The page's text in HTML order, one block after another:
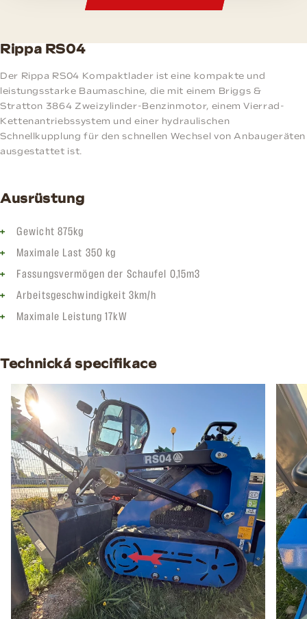
Rippa RS04
Der Rippa RS04 Kompaktlader ist eine kompakte und
leistungsstarke Baumaschine, die mit einem Briggs &
Stratton 3864 Zweizylinder-Benzinmotor, einem Vierrad-
Kettenantriebssystem und einer hydraulischen
Schnellkupplung für den schnellen Wechsel von Anbaugeräten
ausgestattet ist.
Ausrüstung
Gewicht 875kg
Maximale Last 350 kg
Fassungsvermögen der Schaufel 0,15m3
Arbeitsgeschwindigkeit 3km/h
Maximale Leistung 17kW
Technická specifikace